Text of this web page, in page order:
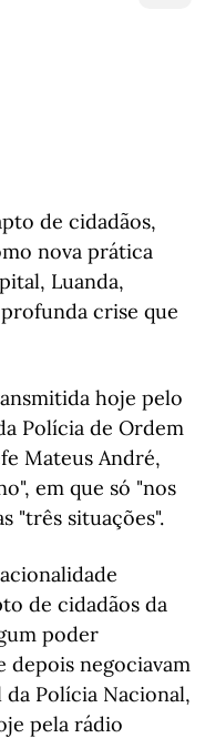
de cidadãos,
nova prática
Luanda,
crise que
hoje pelo
Polícia de Ordem
Mateus André,
em que só "nos
"três situações".
de cidadãos da
poder
depois negociavam
Polícia Nacional,
pela rádio